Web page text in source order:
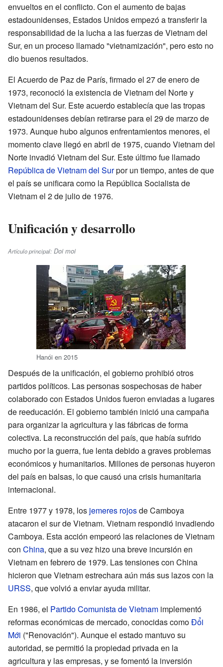
envueltos en el conflicto. Con el aumento de bajas
estadounidenses, Estados Unidos empezó a transferir la
responsabilidad de la lucha a las fuerzas de Vietnam del
Sur, en un proceso llamado "vietnamización", pero esto no
dio buenos resultados.
El Acuerdo de Paz de París, firmado el 27 de enero de
1973, reconoció la existencia de Vietnam del Norte y
Vietnam del Sur. Este acuerdo establecía que las tropas
estadounidenses debían retirarse para el 29 de marzo de
1973. Aunque hubo algunos enfrentamientos menores, el
momento clave llegó en abril de 1975, cuando Vietnam del
Norte invadió Vietnam del Sur. Este último fue llamado
República de Vietnam del Surpor un tiempo, antes de que
el país se unificara como la República Socialista de
Vietnam el 2 de julio de 1976.
Unificación y desarrollo
Artículo principal: Doi moi
Hanói en 2015
Después de la unificación, el gobierno prohibió otros
partidos políticos. Las personas sospechosas de haber
colaborado con Estados Unidos fueron enviadas a lugares
de reeducación. El gobierno también inició una campaña
para organizar la agricultura y las fábricas de forma
colectiva. La reconstrucción del país, que había sufrido
mucho por la guerra, fue lenta debido a graves problemas
económicos y humanitarios. Millones de personas huyeron
del país en balsas, lo que causó una crisis humanitaria
internacional.
Entre 1977 y 1978, los jemeres rojosde Camboya
atacaron el sur de Vietnam. Vietnam respondió invadiendo
Camboya. Esta acción empeoró las relaciones de Vietnam
con China, que a su vez hizo una breve incursión en
Vietnam en febrero de 1979. Las tensiones con China
hicieron que Vietnam estrechara aún más sus lazos con la
URSS, que volvió a enviar ayuda militar.
En 1986, el Partido Comunista de Vietnam implementó
reformas económicas de mercado, conocidas comoĐổi
Mới ("Renovación"). Aunque el estado mantuvo su
autoridad, se permitió la propiedad privada en la
agricultura y las empresas, y se fomentó la inversión